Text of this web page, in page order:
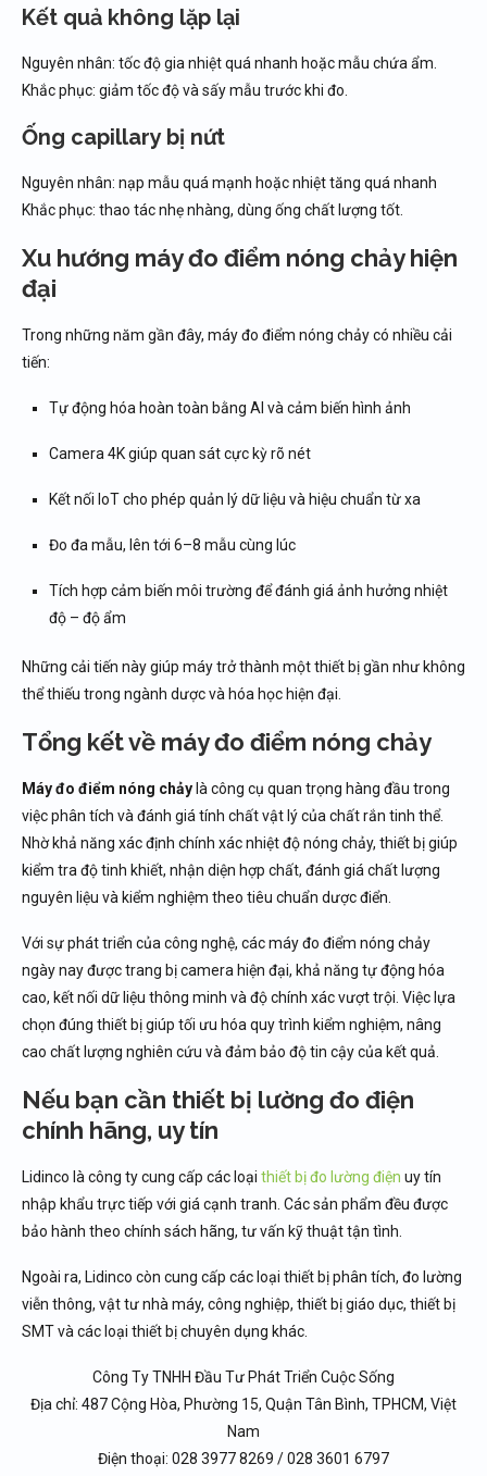
Kết quả không lặp lại
Nguyên nhân: tốc độ gia nhiệt quá nhanh hoặc mẫu chứa ẩm.
Khắc phục: giảm tốc độ và sấy mẫu trước khi đo.
Ống capillary bị nứt
Nguyên nhân: nạp mẫu quá mạnh hoặc nhiệt tăng quá nhanh
Khắc phục: thao tác nhẹ nhàng, dùng ống chất lượng tốt.
Xu hướng máy đo điểm nóng chảy hiện
đại
Trong những năm gần đây, máy đo điểm nóng chảy có nhiều cải
tiến:
Tự động hóa hoàn toàn bằng AI và cảm biến hình ảnh
Camera 4K giúp quan sát cực kỳ rõ nét
Kết nối IoT cho phép quản lý dữ liệu và hiệu chuẩn từ xa
Đo đa mẫu, lên tới 6–8 mẫu cùng lúc
Tích hợp cảm biến môi trường để đánh giá ảnh hưởng nhiệt
độ – độ ẩm
Những cải tiến này giúp máy trở thành một thiết bị gần như không
thể thiếu trong ngành dược và hóa học hiện đại.
Tổng kết về máy đo điểm nóng chảy
Máy đo điểm nóng chảy là công cụ quan trọng hàng đầu trong
việc phân tích và đánh giá tính chất vật lý của chất rắn tinh thể.
Nhờ khả năng xác định chính xác nhiệt độ nóng chảy, thiết bị giúp
kiểm tra độ tinh khiết, nhận diện hợp chất, đánh giá chất lượng
nguyên liệu và kiểm nghiệm theo tiêu chuẩn dược điển.
Với sự phát triển của công nghệ, các máy đo điểm nóng chảy
ngày nay được trang bị camera hiện đại, khả năng tự động hóa
cao, kết nối dữ liệu thông minh và độ chính xác vượt trội. Việc lựa
chọn đúng thiết bị giúp tối ưu hóa quy trình kiểm nghiệm, nâng
cao chất lượng nghiên cứu và đảm bảo độ tin cậy của kết quả.
Nếu bạn cần thiết bị lường đo điện
chính hãng, uy tín
Lidinco là công ty cung cấp các loại thiết bị đo lường điện uy tín
nhập khẩu trực tiếp với giá cạnh tranh. Các sản phẩm đều được
bảo hành theo chính sách hãng, tư vấn kỹ thuật tận tình.
Ngoài ra, Lidinco còn cung cấp các loại thiết bị phân tích, đo lường
viễn thông, vật tư nhà máy, công nghiệp, thiết bị giáo dục, thiết bị
SMT và các loại thiết bị chuyên dụng khác.
Công Ty TNHH Đầu Tư Phát Triển Cuộc Sống
Địa chỉ: 487 Cộng Hòa, Phường 15, Quận Tân Bình, TPHCM, Việt
Nam
Điện thoại: 028 3977 8269 / 028 3601 6797